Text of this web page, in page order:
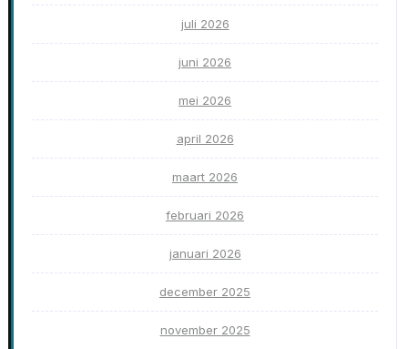
juli 2026
juni 2026
mei 2026
april 2026
maart 2026
februari 2026
januari 2026
december 2025
november 2025